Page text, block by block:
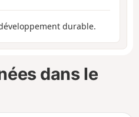
durable.
dans le